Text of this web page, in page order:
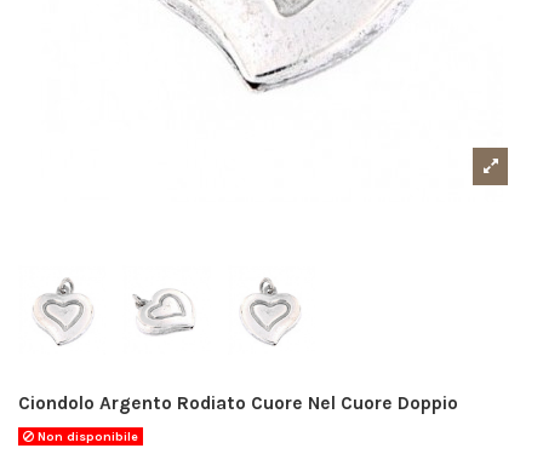
Ciondolo Argento Rodiato Cuore Nel Cuore Doppio
Non disponibile